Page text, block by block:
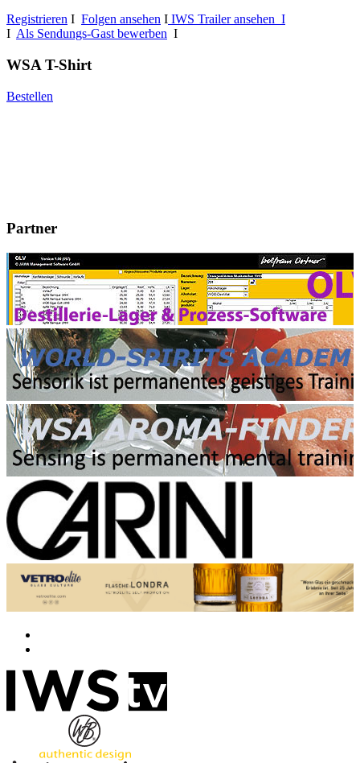
Registrieren I Folgen ansehen I IWS Trailer ansehen I
I Als Sendungs-Gast bewerben I
WSA T-Shirt
Bestellen
Partner